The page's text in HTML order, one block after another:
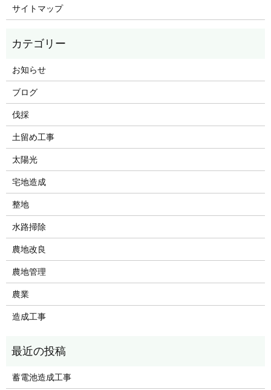
サイトマップ
お知らせ
ブログ
伐採
土留め工事
太陽光
宅地造成
整地
水路掃除
農地改良
農地管理
農業
造成工事
蓄電池造成工事